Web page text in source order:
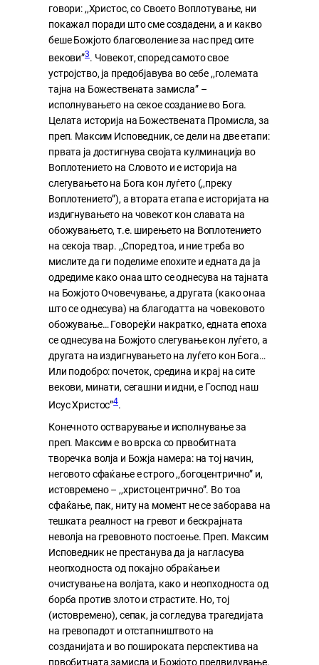
говори: ,,Христос, со Своето Воплотување, ни
покажал поради што сме создадени, а и какво
беше Божјото благоволение за нас пред сите
векови”3. Човекот, според самото свое
устројство, ја предобјавува во себе ,,големата
тајна на Божествената замисла” –
исполнувањето на секое создание во Бога.
Целата историја на Божествената Промисла, за
преп. Максим Исповедник, се дели на две етапи:
првата ја достигнува својата кулминација во
Воплотението на Словото и е историја на
слегувањето на Бога кон луѓето (,,преку
Воплотението”), а втората етапа е историјата на
издигнувањето на човекот кон славата на
обожувањето, т.е. ширењето на Воплотението
на секоја твар. ,,Според тоа, и ние треба во
мислите да ги поделиме епохите и едната да ја
одредиме како онаа што се однесува на тајната
на Божјото Очовечување, а другата (како онаа
што се однесува) на благодатта на човековото
обожување… Говорејќи накратко, едната епоха
се однесува на Божјото слегување кон луѓето, а
другата на издигнувањето на луѓето кон Бога…
Или подобро: почеток, средина и крај на сите
векови, минати, сегашни и идни, е Господ наш
Исус Христос”4.
Конечното остварување и исполнување за
преп. Максим е во врска со првобитната
творечка волја и Божја намера: на тој начин,
неговото сфаќање е строго ,,богоцентрично” и,
истовремено – ,,христоцентрично”. Во тоа
сфаќање, пак, ниту на момент не се заборава на
тешката реалност на гревот и бескрајната
неволја на гревовното постоење. Преп. Максим
Исповедник не престанува да ја нагласува
неопходноста од покајно обраќање и
очистување на волјата, како и неопходноста од
борба против злото и страстите. Но, тој
(истовремено), сепак, ја согледува трагедијата
на гревопадот и отстапништвото на
созданијата и во пошироката перспектива на
првобитната замисла и Божјото предвидување.